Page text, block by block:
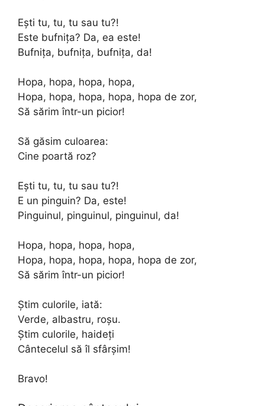
Ești tu, tu, tu sau tu?!
Este bufnița? Da, ea este!
Bufnița, bufnița, bufnița, da!
Hopa, hopa, hopa, hopa,
Hopa, hopa, hopa, hopa, hopa de zor,
Să sărim într-un picior!
Să găsim culoarea:
Cine poartă roz?
Ești tu, tu, tu sau tu?!
E un pinguin? Da, este!
Pinguinul, pinguinul, pinguinul, da!
Hopa, hopa, hopa, hopa,
Hopa, hopa, hopa, hopa, hopa de zor,
Să sărim într-un picior!
Știm culorile, iată:
Verde, albastru, roșu.
Știm culorile, haideți
Cântecelul să îl sfârșim!
Bravo!